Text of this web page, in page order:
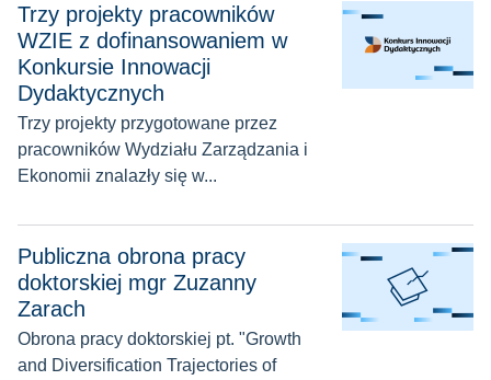
Trzy projekty pracowników
WZIE z dofinansowaniem w
Konkursie Innowacji
Dydaktycznych
Trzy projekty przygotowane przez
pracowników Wydziału Zarządzania i
Ekonomii znalazły się w...
Publiczna obrona pracy
doktorskiej mgr Zuzanny
Zarach
Obrona pracy doktorskiej pt. "Growth
and Diversification Trajectories of